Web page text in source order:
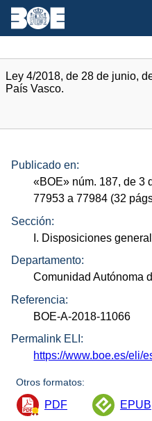
Ley 4/2018, de 28 de junio,
País Vasco.
Publicado en:
«BOE» núm. 187, de 3
77953 a 77984 (32
Sección:
I. Disposiciones
Departamento:
Comunidad Autónoma
Referencia:
BOE-A-2018-11066
Permalink ELI:
https://www.boe.es/eli/
Otros formatos:
PDF EPUB